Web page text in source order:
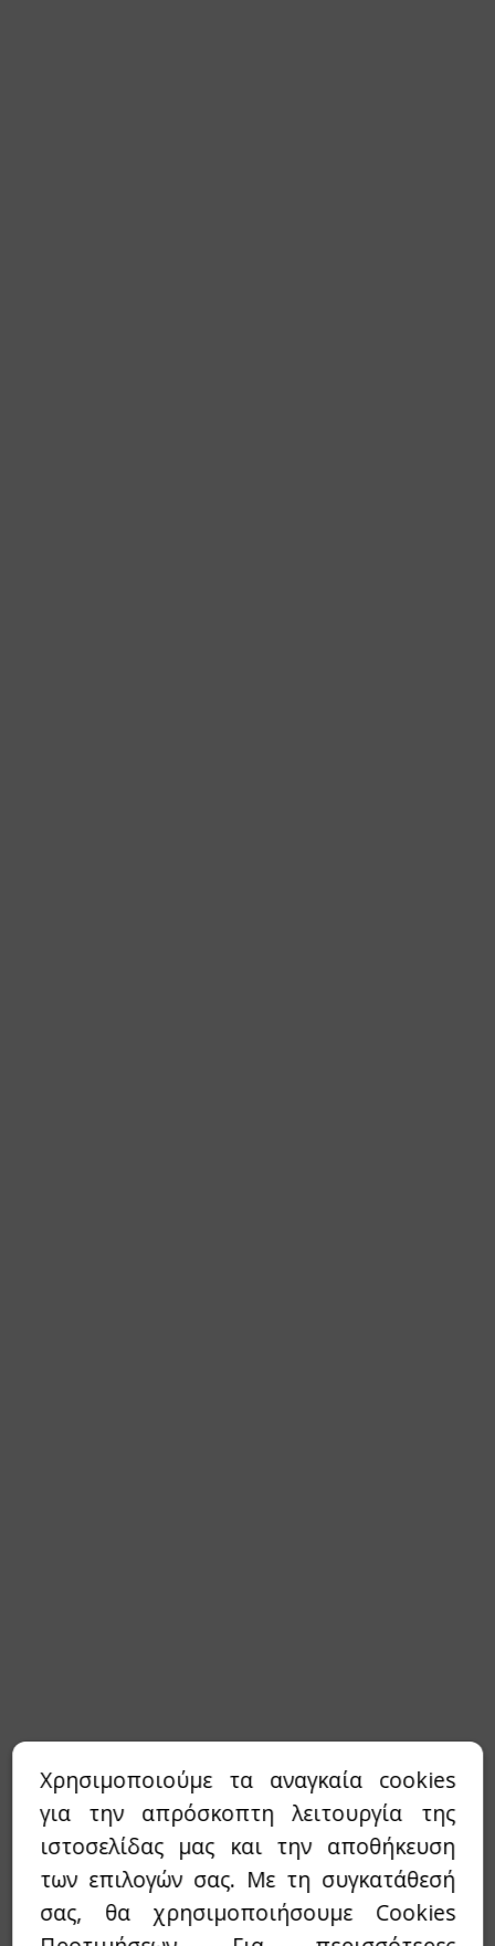
Χρησιμοποιούμε τα αναγκαία cookies
για την απρόσκοπτη λειτουργία της
ιστοσελίδας μας και την αποθήκευση
των επιλογών σας. Με τη συγκατάθεσή
σας, θα χρησιμοποιήσουμε Cookies